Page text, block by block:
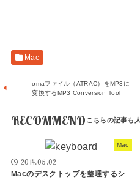
Mac
omaファイル（ATRAC）をMP3に
変換するMP3 Conversion Tool
RECOMMEND
Mac
2014.05.02
Macのデスクトップを整理するシ